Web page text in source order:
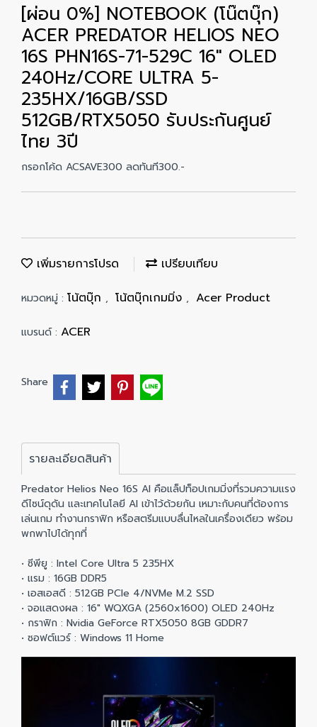
[ผ่อน 0%] NOTEBOOK (โน๊ตบุ๊ก)
ACER PREDATOR HELIOS NEO
16S PHN16S-71-529C 16" OLED
240Hz/CORE ULTRA 5-
235HX/16GB/SSD
512GB/RTX5050 รับประกันศูนย์
ไทย 3ปี
กรอกโค้ด ACSAVE300 ลดทันที300.-
เพิ่มรายการโปรด เปรียบเทียบ
หมวดหมู่ : โน้ตบุ๊ก , โน้ตบุ๊กเกมมิ่ง , Acer Product
แบรนด์ : ACER
Share
รายละเอียดสินค้า
Predator Helios Neo 16S AI คือแล็ปท็อปเกมมิ่งที่รวมความแรง
ดีไซน์ดุดัน และเทคโนโลยี AI เข้าไว้ด้วยกัน เหมาะกับคนที่ต้องการ
เล่นเกม ทำงานกราฟิก หรือสตรีมแบบลื่นไหลในเครื่องเดียว พร้อม
พกพาไปได้ทุกที่
• ซีพียู : Intel Core Ultra 5 235HX
• แรม : 16GB DDR5
• เอสเอสดี : 512GB PCIe 4/NVMe M.2 SSD
• จอแสดงผล : 16" WQXGA (2560x1600) OLED 240Hz
• กราฟิก : Nvidia GeForce RTX5050 8GB GDDR7
• ซอฟต์แวร์ : Windows 11 Home